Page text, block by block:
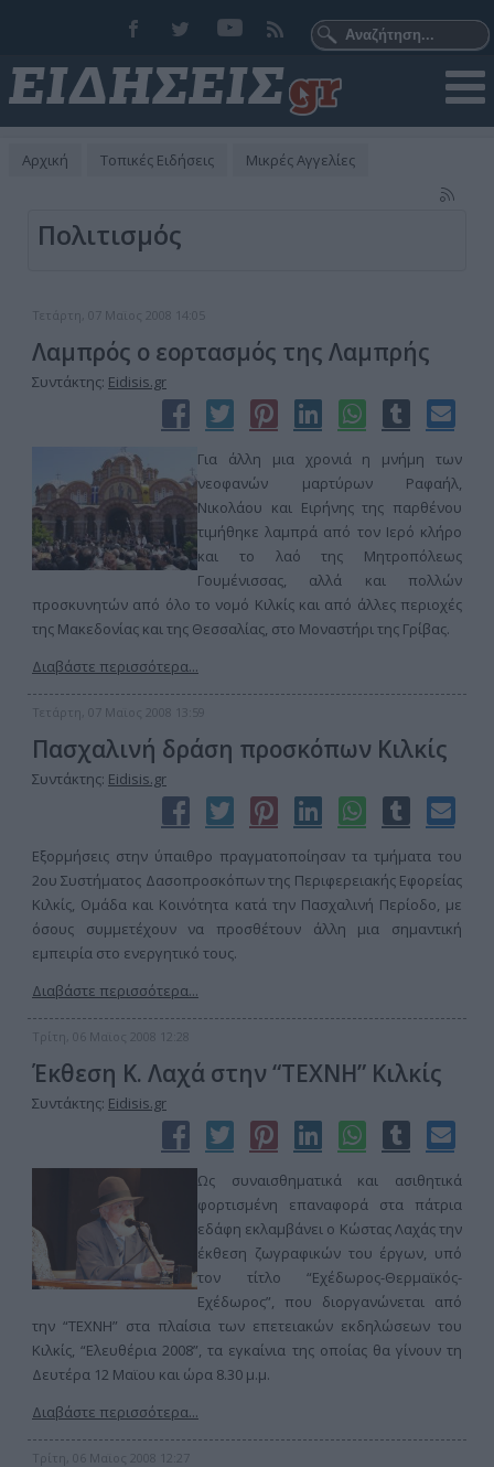
Αρχική Τοπικές Ειδήσεις Μικρές Αγγελίες
Πολιτισμός
Τετάρτη, 07 Μαϊος 2008 14:05
Λαμπρός ο εορτασμός της Λαμπρής
Συντάκτης: Eidisis.gr
Για άλλη μια χρονιά η μνήμη των
νεοφανών μαρτύρων Ραφαήλ,
Νικολάου και Ειρήνης της παρθένου
τιμήθηκε λαμπρά από τον Ιερό κλήρο
και το λαό της Μητροπόλεως
Γουμένισσας, αλλά και πολλών
προσκυνητών από όλο το νομό Κιλκίς και από άλλες περιοχές
της Μακεδονίας και της Θεσσαλίας, στο Μοναστήρι της Γρίβας.
Διαβάστε περισσότερα...
Τετάρτη, 07 Μαϊος 2008 13:59
Πασχαλινή δράση προσκόπων Κιλκίς
Συντάκτης: Eidisis.gr
Εξορμήσεις στην ύπαιθρο πραγματοποίησαν τα τμήματα του
2ου Συστήματος Δασοπροσκόπων της Περιφερειακής Εφορείας
Κιλκίς, Ομάδα και Κοινότητα κατά την Πασχαλινή Περίοδο, με
όσους συμμετέχουν να προσθέτουν άλλη μια σημαντική
εμπειρία στο ενεργητικό τους.
Διαβάστε περισσότερα...
Τρίτη, 06 Μαϊος 2008 12:28
Έκθεση Κ. Λαχά στην “ΤΕΧΝΗ” Κιλκίς
Συντάκτης: Eidisis.gr
Ως συναισθηματικά και ασιθητικά
φορτισμένη επαναφορά στα πάτρια
εδάφη εκλαμβάνει ο Κώστας Λαχάς την
έκθεση ζωγραφικών του έργων, υπό
τον τίτλο “Εχέδωρος-Θερμαϊκός-
Εχέδωρος”, που διοργανώνεται από
την “ΤΕΧΝΗ” στα πλαίσια των επετειακών εκδηλώσεων του
Κιλκίς, “Ελευθέρια 2008”, τα εγκαίνια της οποίας θα γίνουν τη
Δευτέρα 12 Μαϊου και ώρα 8.30 μ.μ.
Διαβάστε περισσότερα...
Τρίτη, 06 Μαϊος 2008 12:27